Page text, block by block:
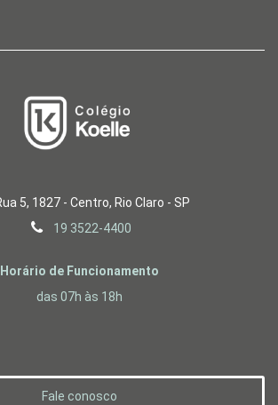
5, 1827 - Centro, Rio Claro - SP
19 3522-4400
Horário de Funcionamento
das 07h às 18h
Fale conosco